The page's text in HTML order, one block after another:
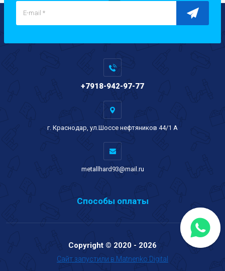
+7918-942-97-77
г. Краснодар, ул.Шоссе нефтяников 44/1 А
metallhard93@mail.ru
Способы оплаты
Copyright © 2020 - 2026
Сайт запустили в Matnenko Digital